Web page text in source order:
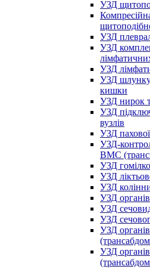
УЗД
УЗД
УЗД
УЗД
УЗД шлунку
кишки
УЗД нирок
УЗД
вузлів
УЗД
УЗД-
ВМС
УЗД
УЗД
УЗД
УЗД
УЗД
УЗД
УЗД
УЗД